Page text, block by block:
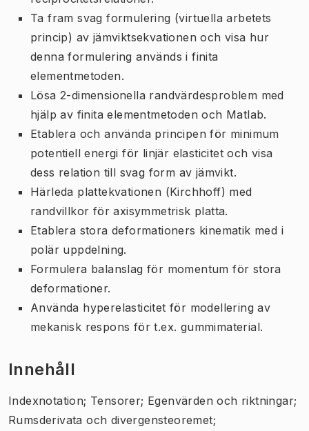
Ta fram svag formulering (virtuella arbetets
princip) av jämviktsekvationen och visa hur
denna formulering används i finita
elementmetoden.
Lösa 2-dimensionella randvärdesproblem med
hjälp av finita elementmetoden och Matlab.
Etablera och använda principen för minimum
potentiell energi för linjär elasticitet och visa
dess relation till svag form av jämvikt.
Härleda plattekvationen (Kirchhoff) med
randvillkor för axisymmetrisk platta.
Etablera stora deformationers kinematik med i
polär uppdelning.
Formulera balanslag för momentum för stora
deformationer.
Använda hyperelasticitet för modellering av
mekanisk respons för t.ex. gummimaterial.
Innehåll
Indexnotation; Tensorer; Egenvärden och riktningar;
Rumsderivata och divergensteoremet;